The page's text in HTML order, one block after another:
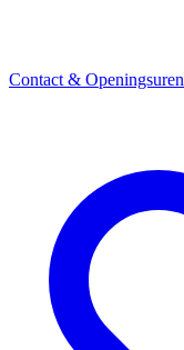
Contact & Openingsuren